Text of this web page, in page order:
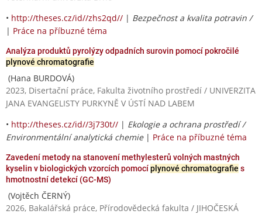
• http://theses.cz/id//zhs2qd// | Bezpečnost a kvalita potravin /
| Práce na příbuzné téma
Analýza produktů pyrolýzy odpadních surovin pomocí pokročilé
plynové chromatografie
(Hana BURDOVÁ)
2023, Disertační práce, Fakulta životního prostředí / UNIVERZITA
JANA EVANGELISTY PURKYNĚ V ÚSTÍ NAD LABEM
• http://theses.cz/id//3j730t// | Ekologie a ochrana prostředí /
Environmentální analytická chemie| Práce na příbuzné téma
Zavedení metody na stanovení methylesterů volných mastných
kyselin v biologických vzorcích pomocíplynové chromatografie s
hmotnostní detekcí (GC-MS)
(Vojtěch ČERNÝ)
2026, Bakalářská práce, Přírodovědecká fakulta / JIHOČESKÁ